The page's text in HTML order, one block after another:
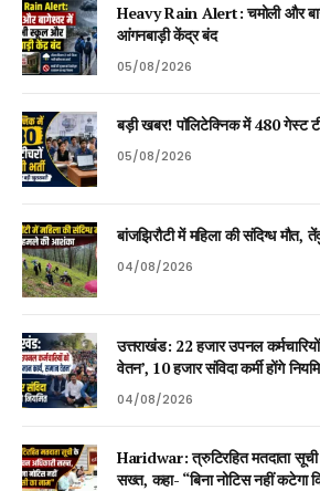
Heavy Rain Alert: चमोली और
आंगनबाड़ी केंद्र बंद
05/08/2026
बड़ी खबर! पॉलिटेक्निक में 480 गेस्ट
05/08/2026
बांजझिरौटी में महिला की संदिग्ध
04/08/2026
उत्तराखंड: 22 हजार उपनल
वेतन’, 10 हजार संविदा कर्मी होंगे
04/08/2026
Haridwar: त्रुटिरहित मतदाता सूची
सख्त, कहा- “बिना नोटिस नहीं कटेगा